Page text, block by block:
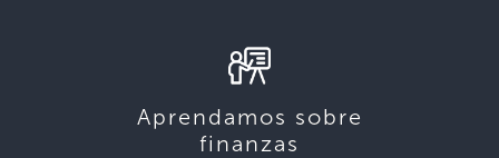
Aprendamos sobre
finanzas